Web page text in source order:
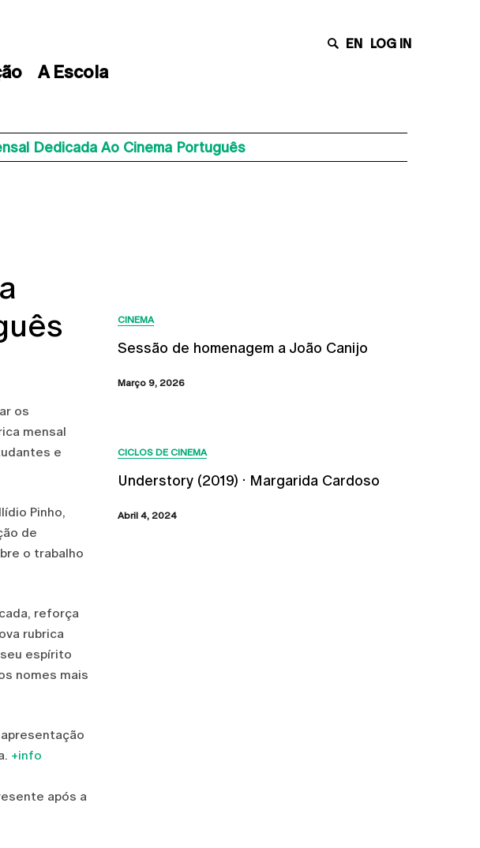
A Escola
EN LOG IN
Dedicada Ao Cinema Português
os
mensal
e
Pinho,
de
o trabalho
reforça
rubrica
espírito
nomes mais
+info
após a
CINEMA
Sessão de homenagem a João Canijo
Março 9, 2026
CICLOS DE CINEMA
Understory (2019) · Margarida Cardoso
Abril 4, 2024